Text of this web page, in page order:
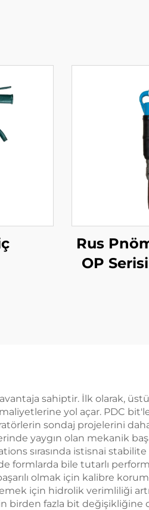
Rus
OP
sahiptir. İlk olarak, üstün
yol açar. PDC
sondaj projelerini
yaygın olan mekanik
sırasında istisnai
formlarda bile tutarlı
olmak için kalibre
için hidrolik verimliliği
birden fazla bit değişikliğine